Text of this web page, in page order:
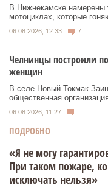
В Нижнекамске намерены
мотоциклах, которые
06.08.2026, 12:33 7
Челнинцы построили
женщин
В селе Новый Токмак
общественная
06.08.2026, 11:27
ПОДРОБНО
«Я не могу
При таком пожаре,
исключать нельзя»